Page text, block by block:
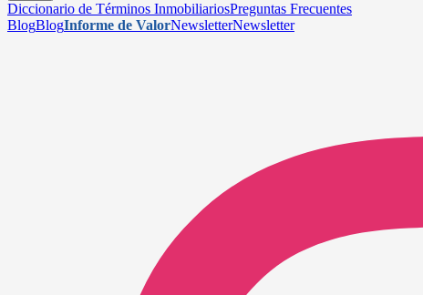
Diccionario de Términos InmobiliariosPreguntas Frecuentes
BlogBlogInforme de ValorNewsletterNewsletter